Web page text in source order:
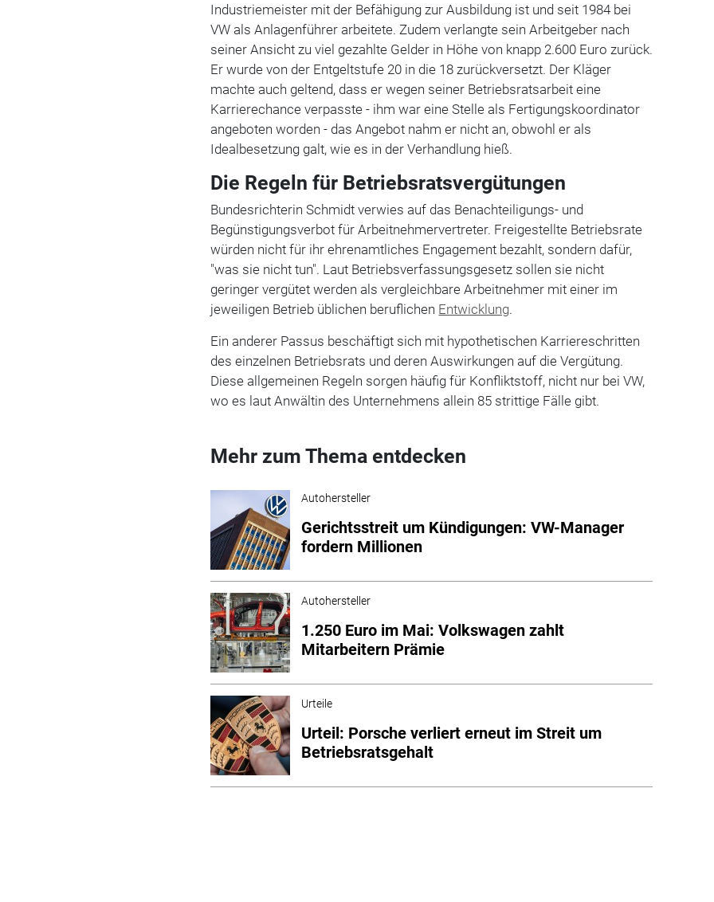
Industriemeister mit der Befähigung zur Ausbildung ist und seit 1984 bei
VW als Anlagenführer arbeitete. Zudem verlangte sein Arbeitgeber nach
seiner Ansicht zu viel gezahlte Gelder in Höhe von knapp 2.600 Euro zurück.
Er wurde von der Entgeltstufe 20 in die 18 zurückversetzt. Der Kläger
machte auch geltend, dass er wegen seiner Betriebsratsarbeit eine
Karrierechance verpasste - ihm war eine Stelle als Fertigungskoordinator
angeboten worden - das Angebot nahm er nicht an, obwohl er als
Idealbesetzung galt, wie es in der Verhandlung hieß.
Die Regeln für Betriebsratsvergütungen
Bundesrichterin Schmidt verwies auf das Benachteiligungs- und
Begünstigungsverbot für Arbeitnehmervertreter. Freigestellte Betriebsrate
würden nicht für ihr ehrenamtliches Engagement bezahlt, sondern dafür,
"was sie nicht tun". Laut Betriebsverfassungsgesetz sollen sie nicht
geringer vergütet werden als vergleichbare Arbeitnehmer mit einer im
jeweiligen Betrieb üblichen beruflichen Entwicklung.
Ein anderer Passus beschäftigt sich mit hypothetischen Karriereschritten
des einzelnen Betriebsrats und deren Auswirkungen auf die Vergütung.
Diese allgemeinen Regeln sorgen häufig für Konfliktstoff, nicht nur bei VW,
wo es laut Anwältin des Unternehmens allein 85 strittige Fälle gibt.
Mehr zum Thema entdecken
Autohersteller
Gerichtsstreit um Kündigungen: VW-Manager
fordern Millionen
Autohersteller
1.250 Euro im Mai: Volkswagen zahlt
Mitarbeitern Prämie
Urteile
Urteil: Porsche verliert erneut im Streit um
Betriebsratsgehalt